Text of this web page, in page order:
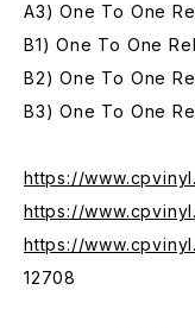
A3) One To One
B1) One To One
B2) One To One
B3) One To One
https://
https://
https://
12708